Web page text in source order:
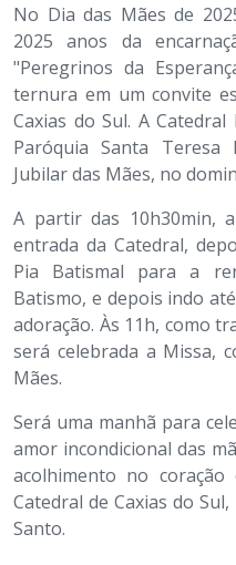
No Dia das Mães de
2025 anos da
"Peregrinos da
ternura em um convite
Caxias do Sul. A
Paróquia Santa Teresa
Jubilar das Mães, no
A partir das 10h30min,
entrada da Catedral,
Pia Batismal para a
Batismo, e depois indo
adoração. Às 11h, como
será celebrada a Missa,
Mães.
Será uma manhã para
amor incondicional das
acolhimento no coração
Catedral de Caxias do
Santo.